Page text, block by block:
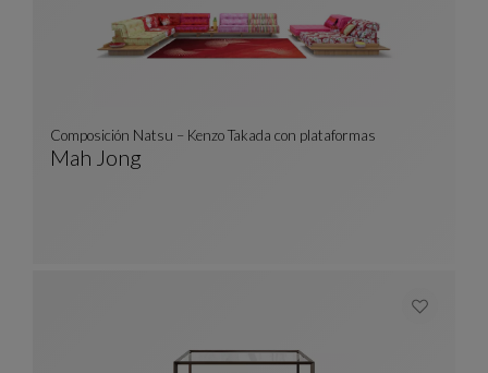
Mah Jong
Composición Natsu – Kenzo Takada con plataformas